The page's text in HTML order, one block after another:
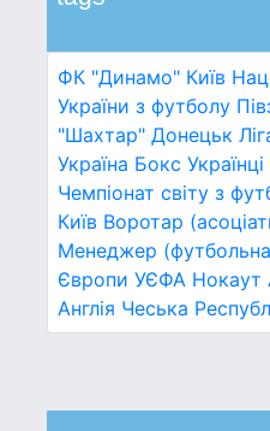
ФК "Динамо" Київ
України з футболу
"Шахтар" Донецьк
Україна Бокс Українці
Чемпіонат світу з
Київ Воротар
Менеджер (футбольна
Європи УЄФА Нокаут
Англія Чеська